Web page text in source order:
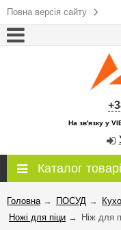
Повна версія сайту
На зв'язку у
Каталог
Головна → ПОСУД →
Ножі для піци → Ніж для